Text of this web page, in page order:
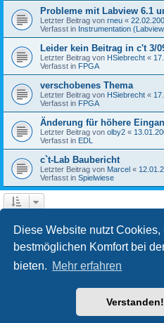
Diese Website nutzt Cookies,
bestmöglichen Komfort bei
bieten. Mehr erfahren
Verstanden!
Probleme mit Labview 6.1
Letzter Beitrag von rneu «
Verfasst in Instrumentation
Leider kein Beitrag in c't 3/
Letzter Beitrag von HSiebrecht «
Verfasst in FPGA
verschobenes Thema
Letzter Beitrag von HSiebrecht «
Verfasst in FPGA
Änderung für höhere
Letzter Beitrag von olby2 «
Verfasst in EDL
c`t-Lab Baubericht
Letzter Beitrag von Marcel «
Verfasst in Spielwiese
Powered byphpBB® Forum